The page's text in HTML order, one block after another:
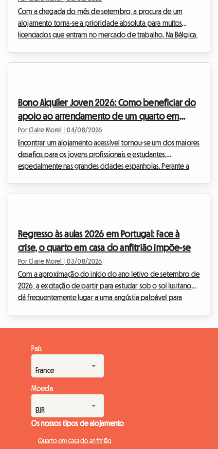
Com a chegada do mês de setembro, a procura de um
alojamento torna-se a prioridade absoluta para muitos
licenciados que entram no mercado de trabalho. Na Bélgica,
sabemos que viver com outras pessoas pode, ...
Bono Alquiler Joven 2026: Como beneficiar do
apoio ao arrendamento de um quarto em
Espanha
Por Claire Morel 04/08/2026
Encontrar um alojamento acessível tornou-se um dos maiores
desafios para os jovens profissionais e estudantes,
especialmente nas grandes cidades espanholas. Perante a
governamental crucial. Na Roomlala, sabemos o quanto a
q...
Regresso às aulas 2026 em Portugal: Face à
crise, o quarto em casa do anfitrião impõe-se
Por Claire Morel 03/08/2026
Com a aproximação do início do ano letivo de setembro de
2026, a excitação de partir para estudar sob o sol lusitano
dá frequentemente lugar a uma angústia palpável para
vez mais jovens, mas as infraestruturas têm dificuldade em
acompanhar o ritmo. Na Roomlala, acompanhamos todos os
anos milhares de estudantes na sua mobilida...
País
Moeda
Os nossos tipos de alojamento
Quarto em casa do anfitrião